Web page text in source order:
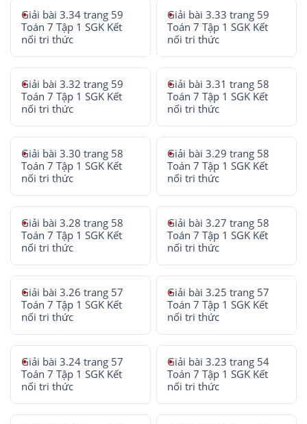
Giải bài 3.34 trang 59
Toán 7 Tập 1 SGK Kết
nối tri thức
Giải bài 3.33 trang 59
Toán 7 Tập 1 SGK Kết
nối tri thức
Giải bài 3.32 trang 59
Toán 7 Tập 1 SGK Kết
nối tri thức
Giải bài 3.31 trang 58
Toán 7 Tập 1 SGK Kết
nối tri thức
Giải bài 3.30 trang 58
Toán 7 Tập 1 SGK Kết
nối tri thức
Giải bài 3.29 trang 58
Toán 7 Tập 1 SGK Kết
nối tri thức
Giải bài 3.28 trang 58
Toán 7 Tập 1 SGK Kết
nối tri thức
Giải bài 3.27 trang 58
Toán 7 Tập 1 SGK Kết
nối tri thức
Giải bài 3.26 trang 57
Toán 7 Tập 1 SGK Kết
nối tri thức
Giải bài 3.25 trang 57
Toán 7 Tập 1 SGK Kết
nối tri thức
Giải bài 3.24 trang 57
Toán 7 Tập 1 SGK Kết
nối tri thức
Giải bài 3.23 trang 54
Toán 7 Tập 1 SGK Kết
nối tri thức